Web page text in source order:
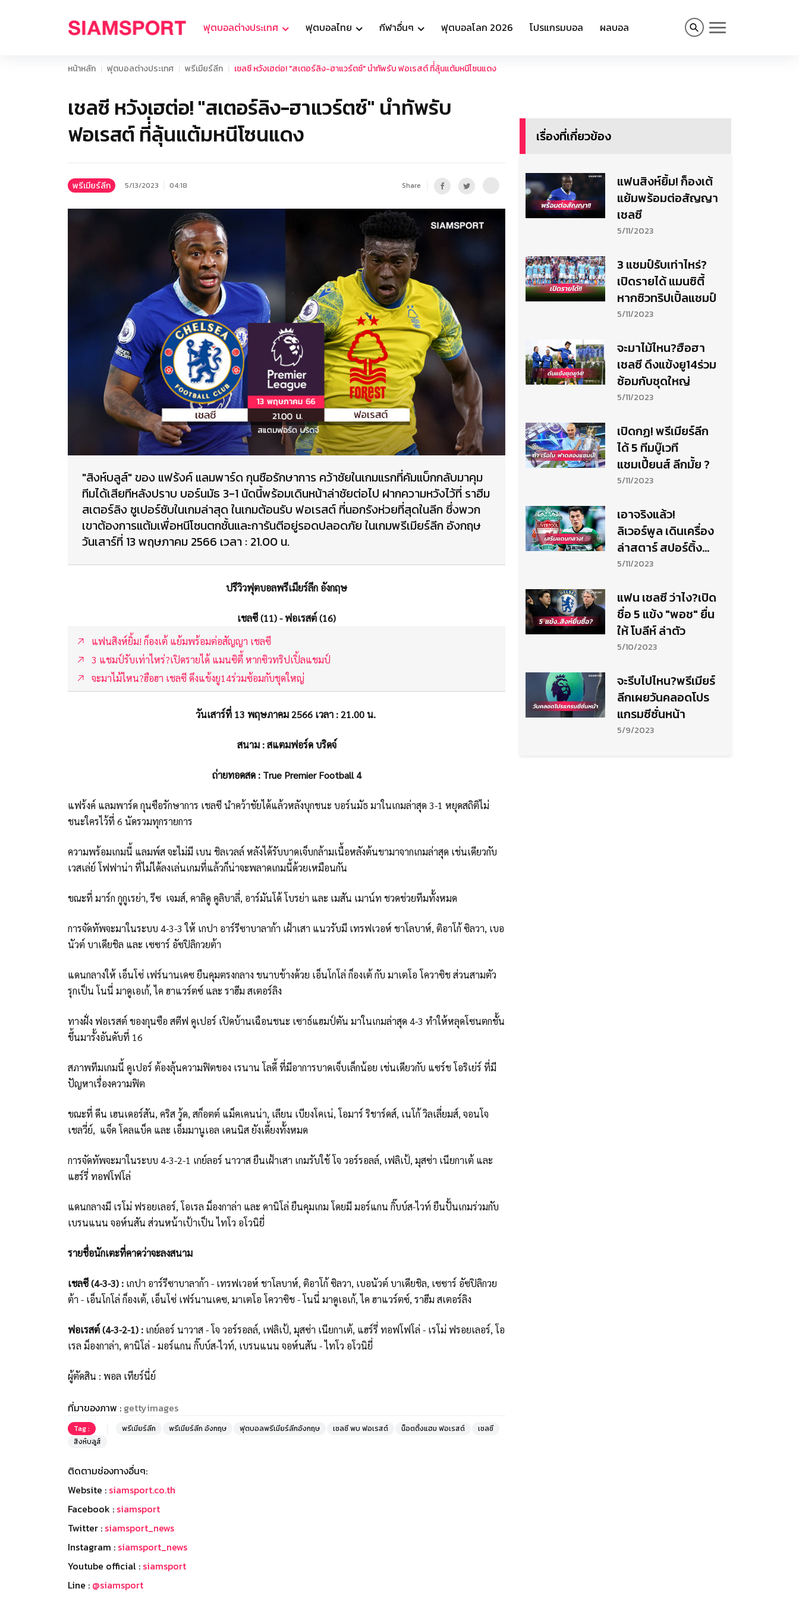
ฟุตบอลต่างประเทศ ฟุตบอลไทย กีฬาอื่นๆ ฟุตบอลโลก 2026 โปรแกรมบอล ผลบอล
หน้าหลัก ฟุตบอลต่างประเทศ พรีเมียร์ลีก เชลซี หวังเฮต่อ! "สเตอร์ลิง-ฮาแวร์ตซ์" นำทัพรับ ฟอเรสต์ ที่่ลุ้นแต้มหนีโซนแดง
เชลซี หวังเฮต่อ! "สเตอร์ลิง-ฮาแวร์ตซ์" นำทัพรับ
ฟอเรสต์ ที่่ลุ้นแต้มหนีโซนแดง
พรีเมียร์ลีก 5/13/2023 04:18 Share
"สิงห์บลูส์" ของ แฟร้งค์ แลมพาร์ด กุนซือรักษาการ คว้าชัยในเกมแรกที่คัมแบ็กกลับมาคุม
ทีมได้เสียทีหลังปราบ บอร์นมัธ 3-1 นัดนี้พร้อมเดินหน้าล่าชัยต่อไป ฝากความหวังไว้ที่ ราฮีม
สเตอร์ลิง ซูเปอร์ซับในเกมล่าสุด ในเกมต้อนรับ ฟอเรสต์ ที่นอกรังห่วยที่สุดในลีก ซึ่งพวก
เขาต้องการแต้มเพื่อหนีโซนตกชั้นและการันตีอยู่รอดปลอดภัย ในเกมพรีเมียร์ลีก อังกฤษ
วันเสาร์ที่ 13 พฤษภาคม 2566 เวลา : 21.00 น.
ปรีวิวฟุตบอลพรีเมียร์ลีก อังกฤษ
เชลซี (11) - ฟอเรสต์ (16)
แฟนสิงห์ยิ้ม! ก็องเต้ แย้มพร้อมต่อสัญญา เชลซี
3 แชมป์รับเท่าไหร่?เปิดรายได้ แมนซิตี้ หากซิวทริปเปิ้ลแชมป์
จะมาไม้ไหน?ฮือฮา เชลซี ดึงแข้งยู14ร่วมซ้อมกับชุดใหญ่
วันเสาร์ที่ 13 พฤษภาคม 2566 เวลา : 21.00 น.
สนาม : สแตมฟอร์ด บริดจ์
ถ่ายทอดสด : True Premier Football 4
แฟร้งค์ แลมพาร์ด กุนซือรักษาการ เชลซี นำคว้าชัยได้แล้วหลังบุกชนะ บอร์นมัธ มาในเกมล่าสุด 3-1 หยุดสถิติไม่
ชนะใครไว้ที่ 6 นัดรวมทุกรายการ
ความพร้อมเกมนี้ แลมพ์ส จะไม่มี เบน ชิลเวลล์ หลังได้รับบาดเจ็บกล้ามเนื้อหลังต้นขามาจากเกมล่าสุด เช่นเดียวกับ
เวสเล่ย์ โฟฟาน่า ที่ไม่ได้ลงเล่นเกมที่แล้วก็น่าจะพลาดเกมนี้ด้วยเหมือนกัน
ขณะที่ มาร์ก กูกูเรย่า, รีซ เจมส์, คาลิดู คูลิบาลี่, อาร์มันโด้ โบรย่า และ เมสัน เมาน์ท ชวดช่วยทีมทั้งหมด
การจัดทัพจะมาในระบบ 4-3-3 ให้ เกปา อาร์รีซาบาลาก้า เฝ้าเสา แนวรับมี เทรฟเวอห์ ชาโลบาห์, ติอาโก้ ซิลวา, เบอ
นัวต์ บาเดียชิล และ เซซาร์ อัซปิลิกวยต้า
แดนกลางให้ เอ็นโซ่ เฟร์นานเดซ ยืนคุมตรงกลาง ขนาบข้างด้วย เอ็นโกโล่ ก็องเต้ กับ มาเตโอ โควาซิช ส่วนสามตัว
รุกเป็น โนนี่ มาดูเอเก้, ไค ฮาแวร์ตซ์ และ ราฮีม สเตอร์ลิง
ทางฝั่ง ฟอเรสต์ ของกุนซือ สตีฟ คูเปอร์ เปิดบ้านเฉือนชนะ เซาธ์แฮมป์ตัน มาในเกมล่าสุด 4-3 ทำให้หลุดโซนตกชั้น
ขึ้นมารั้งอันดับที่ 16
สภาพทีมเกมนี้ คูเปอร์ ต้องลุ้นความฟิตของ เรนาน โลดี้ ที่มีอาการบาดเจ็บเล็กน้อย เช่นเดียวกับ แซร์ช โอริเย่ร์ ที่มี
ปัญหาเรื่องความฟิต
ขณะที่ ดีน เฮนเดอร์สัน, คริส วู้ด, สก็อตต์ แม็คเคนน่า, เลียน เบียงโคเน่, โอมาร์ ริชาร์ดส์, เนโก้ วิลเลี่ยมส์, จอนโจ
เชลวี่ย์, แจ็ค โคลแบ็ค และ เอ็มมานูเอล เดนนิส ยังเดี้ยงทั้งหมด
การจัดทัพจะมาในระบบ 4-3-2-1 เกย์ลอร์ นาวาส ยืนเฝ้าเสา เกมรับใช้ โจ วอร์รอลล์, เฟลิเป้, มุสซ่า เนียกาเต้ และ
แฮร์รี่ ทอฟโฟโล่
แดนกลางมี เรโม่ ฟรอยเลอร์, โอเรล ม็องกาล่า และ ดานิโล่ ยืนคุมเกม โดยมี มอร์แกน กิ๊บบ์ส-ไวท์ ยืนปั้นเกมร่วมกับ
เบรนแนน จอห์นสัน ส่วนหน้าเป้าเป็น ไทโว อโวนิยี่
รายชื่อนักเตะที่คาดว่าจะลงสนาม
เชลซี (4-3-3) : เกปา อาร์รีซาบาลาก้า - เทรฟเวอห์ ชาโลบาห์, ติอาโก้ ซิลวา, เบอนัวต์ บาเดียชิล, เซซาร์ อัซปิลิกวย
ต้า - เอ็นโกโล่ ก็องเต้, เอ็นโซ่ เฟร์นานเดซ, มาเตโอ โควาซิช - โนนี่ มาดูเอเก้, ไค ฮาแวร์ตซ์, ราฮีม สเตอร์ลิง
ฟอเรสต์ (4-3-2-1) : เกย์ลอร์ นาวาส - โจ วอร์รอลล์, เฟลิเป้, มุสซ่า เนียกาเต้, แฮร์รี่ ทอฟโฟโล่ - เรโม่ ฟรอยเลอร์, โอ
เรล ม็องกาล่า, ดานิโล่ - มอร์แกน กิ๊บบ์ส-ไวท์, เบรนแนน จอห์นสัน - ไทโว อโวนิยี่
ผู้ตัดสิน : พอล เทียร์นี่ย์
ที่มาของภาพ : gettyimages
Tag : พรีเมียร์ลีก พรีเมียร์ลีก อังกฤษ ฟุตบอลพรีเมียร์ลีกอังกฤษ เชลซี พบ ฟอเรสต์ น็อตติ้งแฮม ฟอเรสต์
เชลซี
สิงห์บลูส์
ติดตามช่องทางอื่นๆ:
Website : siamsport.co.th
Facebook : siamsport
Twitter : siamsport_news
Instagram : siamsport_news
Youtube official : siamsport
Line : @siamsport
เรื่องที่เกี่ยวข้อง
แฟนสิงห์ยิ้ม! ก็องเต้
แย้มพร้อมต่อสัญญา
เชลซี
5/11/2023
3 แชมป์รับเท่าไหร่?
เปิดรายได้ แมนซิตี้
หากซิวทริปเปิ้ลแชมป์
5/11/2023
จะมาไม้ไหน?ฮือฮา
เชลซี ดึงแข้งยู14ร่วม
ซ้อมกับชุดใหญ่
5/11/2023
เปิดกฏ! พรีเมียร์ลีก
ได้ 5 ทีมบู๊เวที
แชมเปี้ยนส์ ลีกมั้ย ?
5/11/2023
เอาจริงแล้ว!
ลิเวอร์พูล เดินเครื่อง
ล่าสตาร์ สปอร์ติ้ง
เสริมแดนกลาง
5/11/2023
แฟน เชลซี ว่าไง?เปิด
ชื่อ 5 แข้ง "พอช" ยื่น
ให้ โบลีห์ ล่าตัว
5/10/2023
จะรีบไปไหน?พรีเมียร์
ลีกเผยวันคลอดโปร
แกรมซีซั่นหน้า
5/9/2023